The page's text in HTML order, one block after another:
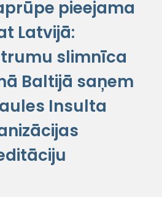
pieejama
Latvijā:
slimnīca
Baltijā saņem
Insulta